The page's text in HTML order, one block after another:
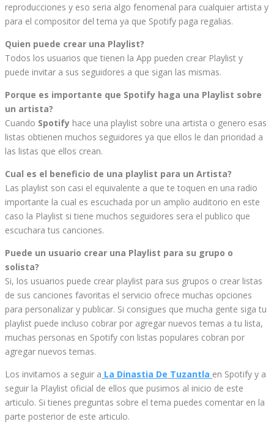
reproducciones y eso seria algo fenomenal para cualquier artista y
para el compositor del tema ya que Spotify paga regalias.
Quien puede crear una Playlist?
Todos los usuarios que tienen la App pueden crear Playlist y
puede invitar a sus seguidores a que sigan las mismas.
Porque es importante que Spotify haga una Playlist sobre
un artista?
Cuando Spotify hace una playlist sobre una artista o genero esas
listas obtienen muchos seguidores ya que ellos le dan prioridad a
las listas que ellos crean.
Cual es el beneficio de una playlist para un Artista?
Las playlist son casi el equivalente a que te toquen en una radio
importante la cual es escuchada por un amplio auditorio en este
caso la Playlist si tiene muchos seguidores sera el publico que
escuchara tus canciones.
Puede un usuario crear una Playlist para su grupo o
solista?
Si, los usuarios puede crear playlist para sus grupos o crear listas
de sus canciones favoritas el servicio ofrece muchas opciones
para personalizar y publicar. Si consigues que mucha gente siga tu
playlist puede incluso cobrar por agregar nuevos temas a tu lista,
muchas personas en Spotify con listas populares cobran por
agregar nuevos temas.
Los invitamos a seguir a La Dinastia De Tuzantla en Spotify y a
seguir la Playlist oficial de ellos que pusimos al inicio de este
articulo. Si tienes preguntas sobre el tema puedes comentar en la
parte posterior de este articulo.